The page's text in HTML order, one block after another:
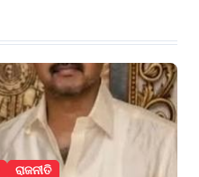
ରାଜନୀତି